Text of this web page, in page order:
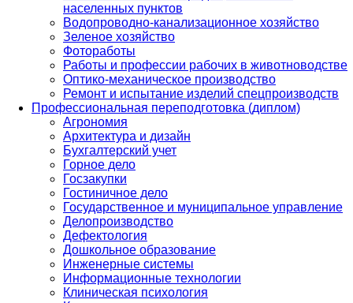
населенных пунктов
Водопроводно-канализационное хозяйство
Зеленое хозяйство
Фотоработы
Работы и профессии рабочих в животноводстве
Оптико-механическое производство
Ремонт и испытание изделий спецпроизводств
Профессиональная переподготовка (диплом)
Агрономия
Архитектура и дизайн
Бухгалтерский учет
Горное дело
Госзакупки
Гостиничное дело
Государственное и муниципальное управление
Делопроизводство
Дефектология
Дошкольное образование
Инженерные системы
Информационные технологии
Клиническая психология